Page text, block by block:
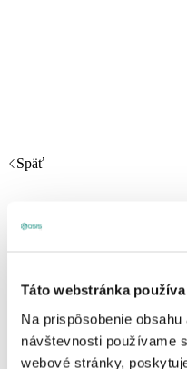
Táto webstránka
Na prispôsobenie
návštevnosti používame
webové stránky,
Späť